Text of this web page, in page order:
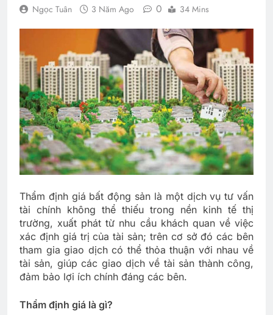
Ngọc Tuân 3 Năm Ago 0 34 Mins
Thẩm định giá bất động sản là một dịch vụ tư vấn
tài chính không thể thiếu trong nền kinh tế thị
trường, xuất phát từ nhu cầu khách quan về việc
xác định giá trị của tài sản; trên cơ sở đó các bên
tham gia giao dịch có thể thỏa thuận với nhau về
tài sản, giúp các giao dịch về tài sản thành công,
đảm bảo lợi ích chính đáng các bên.
Thẩm định giá là gì?